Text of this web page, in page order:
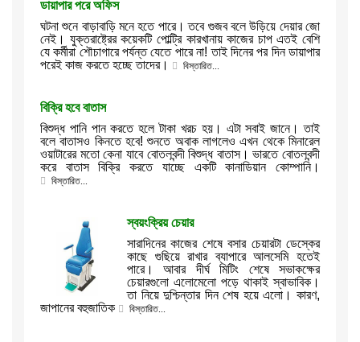
ডায়াপার পরে অফিস
ঘটনা শুনে বাড়াবাড়ি মনে হতে পারে। তবে গুজব বলে উড়িয়ে দেয়ার জো
নেই। যুক্তরাষ্ট্রের কয়েকটি পোল্ট্রি কারখানায় কাজের চাপ এতই বেশি
যে কর্মীরা শৌচাগারে পর্যন্ত যেতে পারে না! তাই দিনের পর দিন ডায়াপার
পরেই কাজ করতে হচ্ছে তাদের।
বিস্তারিত...
বিক্রি হবে বাতাস
বিশুদ্ধ পানি পান করতে হলে টাকা খরচ হয়। এটা সবাই জানে। তাই
বলে বাতাসও কিনতে হবে! শুনতে অবাক লাগলেও এখন থেকে মিনারেল
ওয়াটারের মতো কেনা যাবে বোতলবন্দী বিশুদ্ধ বাতাস। ভারতে বোতলবন্দী
করে বাতাস বিক্রি করতে যাচ্ছে একটি কানাডিয়ান কোম্পানি।
বিস্তারিত...
স্বয়ংক্রিয় চেয়ার
সারাদিনের কাজের শেষে বসার চেয়ারটা ডেস্কের
কাছে গুছিয়ে রাখার ব্যাপারে আলসেমি হতেই
পারে। আবার দীর্ঘ মিটিং শেষে সভাকক্ষের
চেয়ারগুলো এলোমেলো পড়ে থাকাই স্বাভাবিক।
তা নিয়ে দুশ্চিন্তার দিন শেষ হয়ে এলো। কারণ,
জাপানের বহুজাতিক
বিস্তারিত...